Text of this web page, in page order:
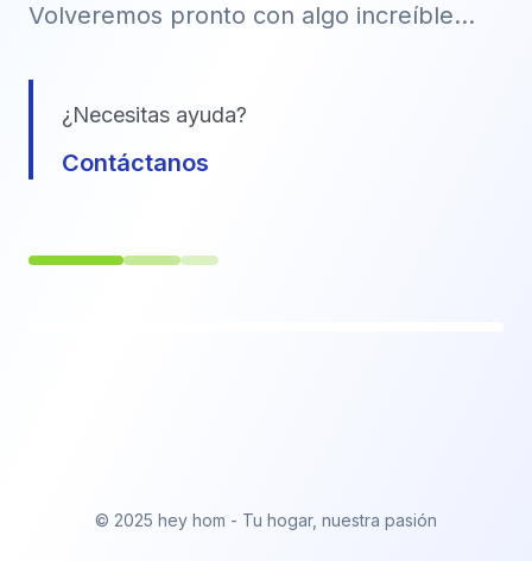
Volveremos pronto con algo increíble...
¿Necesitas ayuda?
Contáctanos
© 2025 hey hom - Tu hogar, nuestra pasión